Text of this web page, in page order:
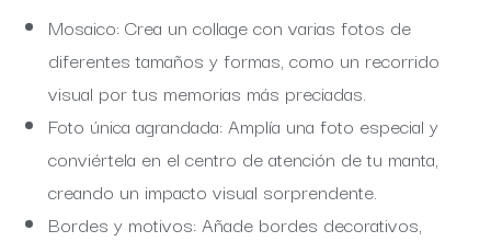
Mosaico: Crea un collage con varias fotos de
diferentes tamaños y formas, como un recorrido
visual por tus memorias más preciadas.
Foto única agrandada: Amplía una foto especial y
conviértela en el centro de atención de tu manta,
creando un impacto visual sorprendente.
Bordes y motivos: Añade bordes decorativos,